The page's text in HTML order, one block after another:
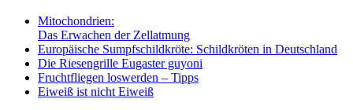
Mitochondrien:
Das Erwachen der Zellatmung
Europäische Sumpfschildkröte: Schildkröten in Deutschland
Die Riesengrille Eugaster guyoni
Fruchtfliegen loswerden – Tipps
Eiweiß ist nicht Eiweiß